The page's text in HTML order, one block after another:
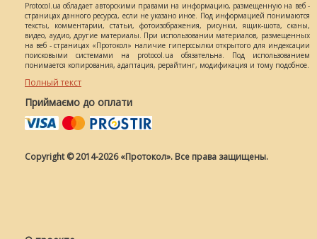
Protocol.ua обладает авторскими правами на информацию, размещенную на веб -
страницах данного ресурса, если не указано иное. Под информацией понимаются
тексты, комментарии, статьи, фотоизображения, рисунки, ящик-шота, сканы,
видео, аудио, другие материалы. При использовании материалов, размещенных
на веб - страницах «Протокол» наличие гиперссылки открытого для индексации
поисковыми системами на protocol.ua обязательна. Под использованием
понимается копирования, адаптация, рерайтинг, модификация и тому подобное.
Полный текст
Приймаємо до оплати
Copyright © 2014-2026 «Протокол». Все права защищены.